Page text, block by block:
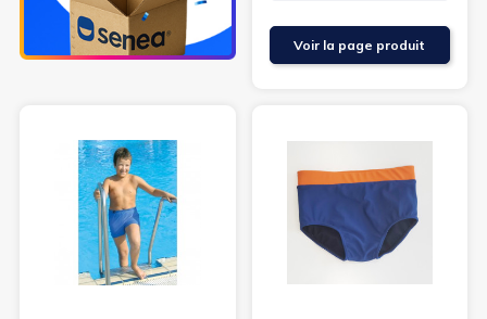
Voir la page produit